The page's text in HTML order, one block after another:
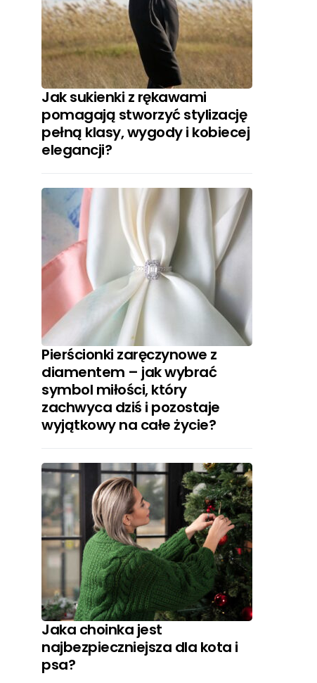
Jak sukienki z rękawami
pomagają stworzyć stylizację
pełną klasy, wygody i kobiecej
elegancji?
Pierścionki zaręczynowe z
diamentem – jak wybrać
symbol miłości, który
zachwyca dziś i pozostaje
wyjątkowy na całe życie?
Jaka choinka jest
najbezpieczniejsza dla kota i
psa?